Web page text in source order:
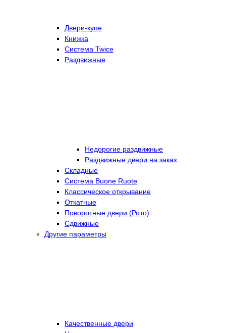
Двери-купе
Книжка
Система Twice
Раздвижные
Недорогие раздвижные
Раздвижные двери на заказ
Складные
Cистема Buone Ruote
Классическое открывание
Откатные
Поворотные двери (Рото)
Сдвижные
Другие параметры
Качественные двери